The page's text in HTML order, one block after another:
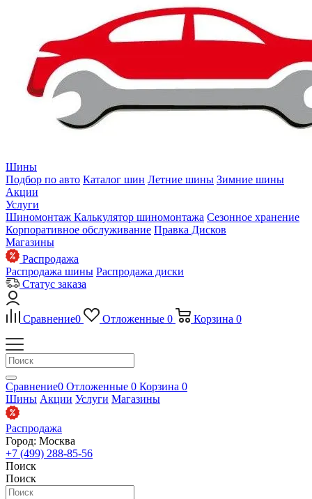
Шины
Подбор по авто Каталог шин Летние шины Зимние шины
Акции
Услуги
Шиномонтаж Калькулятор шиномонтажа Сезонное хранение
Корпоративное обслуживание Правка Дисков
Магазины
Распродажа
Распродажа шины Распродажа диски
Статус заказа
Сравнение0 Отложенные 0 Корзина 0
Сравнение0 Отложенные 0 Корзина 0
Шины Акции Услуги Магазины
Распродажа
Город: Москва
+7 (499) 288-85-56
Поиск
Поиск